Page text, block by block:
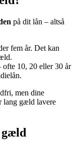
på dit lån – altså
fem år. Det kan
10, 20 eller 30 år
men dine
lang gæld lavere
gæld